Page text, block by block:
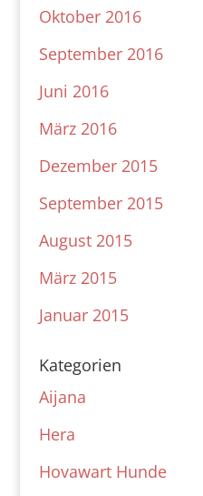
Oktober 2016
September 2016
Juni 2016
März 2016
Dezember 2015
September 2015
August 2015
März 2015
Januar 2015
Kategorien
Aijana
Hera
Hovawart Hunde